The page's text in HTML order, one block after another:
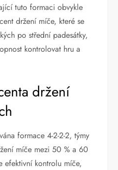
tuto formaci obvykle
držení míče, které se
po střední padesátky,
kontrolovat hru a
držení
formace 4-2-2-2, týmy
míče mezi 50 % a 60
efektivní kontrolu míče,